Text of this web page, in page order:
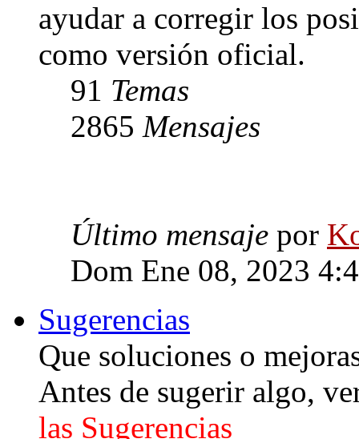
ayudar a corregir los
como versión oficial.
91 Temas
2865 Mensajes
Último mensaje por
Dom Ene 08, 2023
Sugerencias
Que soluciones o
Antes de sugerir algo,
las Sugerencias